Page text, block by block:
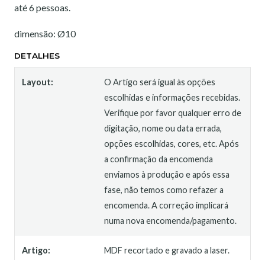
até 6 pessoas.
dimensão: Ø10
DETALHES
Layout:
O Artigo será igual às opções
escolhidas e informações recebidas.
Verifique por favor qualquer erro de
digitação, nome ou data errada,
opções escolhidas, cores, etc. Após
a confirmação da encomenda
enviamos à produção e após essa
fase, não temos como refazer a
encomenda. A correção implicará
numa nova encomenda/pagamento.
Artigo:
MDF recortado e gravado a laser.